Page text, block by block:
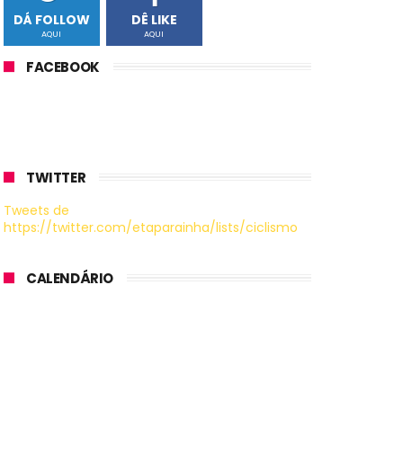
DÁ FOLLOW
AQUI
DÊ LIKE
AQUI
FACEBOOK
TWITTER
Tweets de
https://twitter.com/etaparainha/lists/ciclismo
CALENDÁRIO